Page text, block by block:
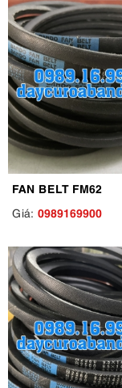
FAN BELT FM62
Giá: 0989169900